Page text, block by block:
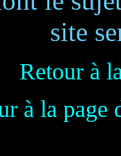
site
Retour à
à la page